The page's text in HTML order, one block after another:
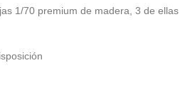
1/70 premium de madera, 3 de ellas